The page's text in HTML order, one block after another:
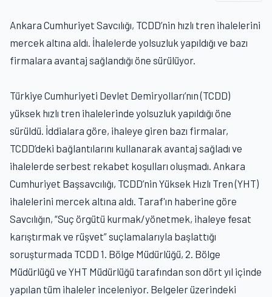
Ankara Cumhuriyet Savcılığı, TCDD’nin hızlı tren ihalelerini
mercek altına aldı. İhalelerde yolsuzluk yapıldığı ve bazı
firmalara avantaj sağlandığı öne sürülüyor.
Türkiye Cumhuriyeti Devlet Demiryolları’nın (TCDD)
yüksek hızlı tren ihalelerinde yolsuzluk yapıldığı öne
sürüldü. İddialara göre, ihaleye giren bazı firmalar,
TCDD’deki bağlantılarını kullanarak avantaj sağladı ve
ihalelerde serbest rekabet koşulları oluşmadı. Ankara
Cumhuriyet Başsavcılığı, TCDD’nin Yüksek Hızlı Tren (YHT)
ihalelerini mercek altına aldı. Taraf'ın haberine göre
Savcılığın, “Suç örgütü kurmak/yönetmek, ihaleye fesat
karıştırmak ve rüşvet” suçlamalarıyla başlattığı
soruşturmada TCDD 1. Bölge Müdürlüğü, 2. Bölge
Müdürlüğü ve YHT Müdürlüğü tarafından son dört yıl içinde
yapılan tüm ihaleler inceleniyor. Belgeler üzerindeki